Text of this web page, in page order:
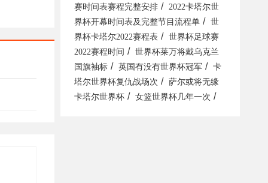
赛时间表赛程完整安排 /
2022卡塔尔世
界杯开幕时间表及完整节目流程单 /
世
界杯卡塔尔2022赛程表 /
世界杯足球赛
2022赛程时间 /
世界杯莱万将戴乌克兰
国旗袖标 / 英国有没有世界杯冠军 /
卡
塔尔世界杯复仇战场次 /
萨尔或将无缘
卡塔尔世界杯 / 女篮世界杯几年一次 /